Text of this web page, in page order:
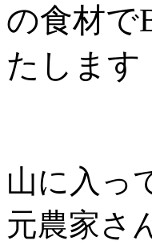
の食材で
たします
山に入っ
元農家さ